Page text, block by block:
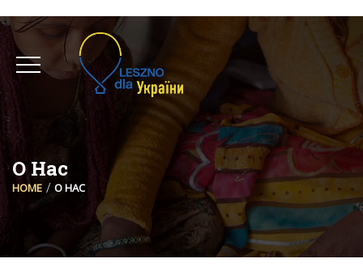
О Нас
HOME О НАС